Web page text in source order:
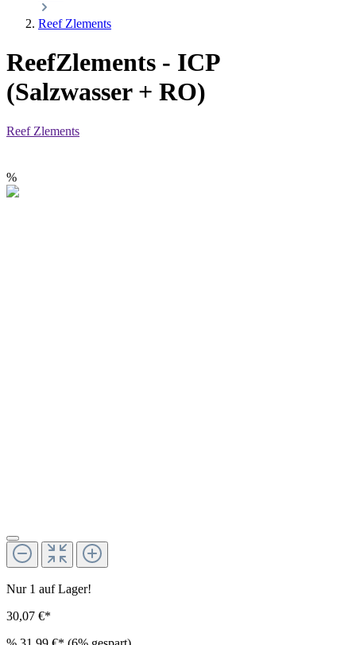
Reef Zlements
ReefZlements - ICP
(Salzwasser + RO)
Reef Zlements
%
Nur 1 auf Lager!
30,07 €*